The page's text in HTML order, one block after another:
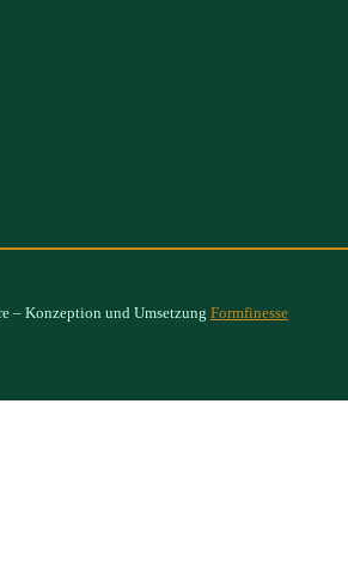
– Konzeption und Umsetzung Formfinesse